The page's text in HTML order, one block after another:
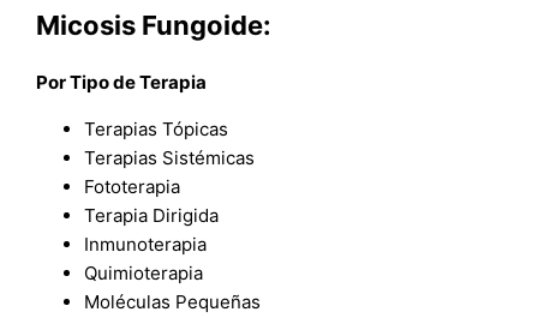
Micosis Fungoide:
Por Tipo de Terapia
Terapias Tópicas
Terapias Sistémicas
Fototerapia
Terapia Dirigida
Inmunoterapia
Quimioterapia
Moléculas Pequeñas